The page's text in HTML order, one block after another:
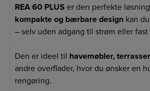
REA 60 PLUS er den perfekte
kompakte og bærbare designkan du
– selv uden adgang til strøm eller
Den er ideel til havemøbler,
andre overflader, hvor du ønsker en
rengøring.